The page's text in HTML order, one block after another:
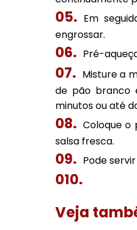
Em
engrossar.
Pré-
Misture a
de pão branco
minutos ou até
Coloque o
salsa fresca.
Pode servir
Veja